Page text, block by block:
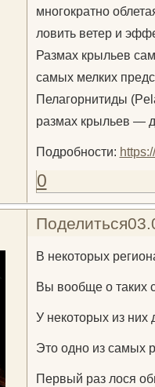
многократно
ловить ветер и
Размах крыльев
самых мелких
Пелагорнитиды
размах крыльев —
Подробности:
0
Поделиться
В некоторых
Вы вообще о таких
У некоторых из них
Это одно из самых
Первый раз лося